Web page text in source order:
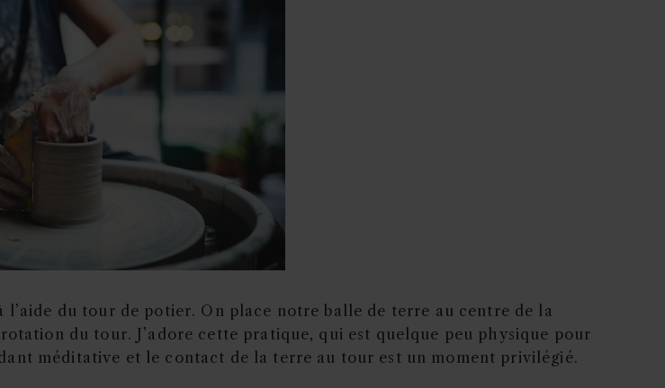
du tour de potier. On place notre balle de terre au centre de la
du tour. J’adore cette pratique, qui est quelque peu physique pour
méditative et le contact de la terre au tour est un moment privilégié.